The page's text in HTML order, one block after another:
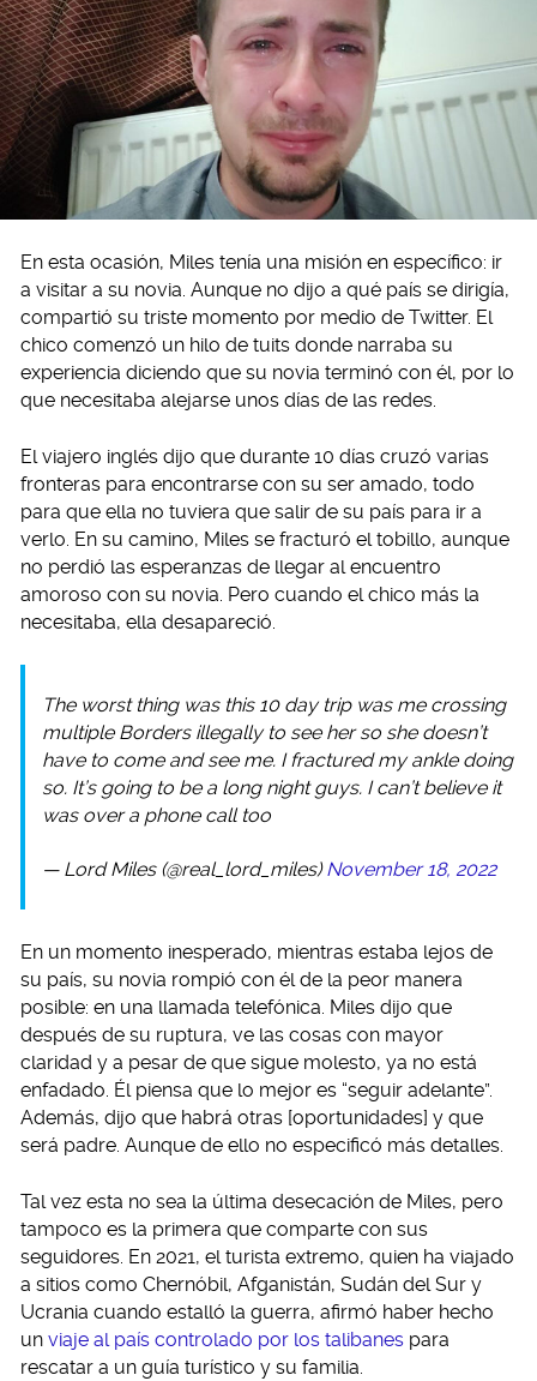
En esta ocasión, Miles tenía una misión en específico: ir
a visitar a su novia. Aunque no dijo a qué país se dirigía,
compartió su triste momento por medio de Twitter. El
chico comenzó un hilo de tuits donde narraba su
experiencia diciendo que su novia terminó con él, por lo
que necesitaba alejarse unos días de las redes.
El viajero inglés dijo que durante 10 días cruzó varias
fronteras para encontrarse con su ser amado, todo
para que ella no tuviera que salir de su país para ir a
verlo. En su camino, Miles se fracturó el tobillo, aunque
no perdió las esperanzas de llegar al encuentro
amoroso con su novia. Pero cuando el chico más la
necesitaba, ella desapareció.
The worst thing was this 10 day trip was me crossing
multiple Borders illegally to see her so she doesn’t
have to come and see me. I fractured my ankle doing
so. It’s going to be a long night guys. I can’t believe it
was over a phone call too
— Lord Miles (@real_lord_miles)November 18, 2022
En un momento inesperado, mientras estaba lejos de
su país, su novia rompió con él de la peor manera
posible: en una llamada telefónica. Miles dijo que
después de su ruptura, ve las cosas con mayor
claridad y a pesar de que sigue molesto, ya no está
enfadado. Él piensa que lo mejor es “seguir adelante”.
Además, dijo que habrá otras [oportunidades] y que
será padre. Aunque de ello no especificó más detalles.
Tal vez esta no sea la última desecación de Miles, pero
tampoco es la primera que comparte con sus
seguidores. En 2021, el turista extremo, quien ha viajado
a sitios como Chernóbil, Afganistán, Sudán del Sur y
Ucrania cuando estalló la guerra, afirmó haber hecho
un viaje al país controlado por los talibanes para
rescatar a un guía turístico y su familia.